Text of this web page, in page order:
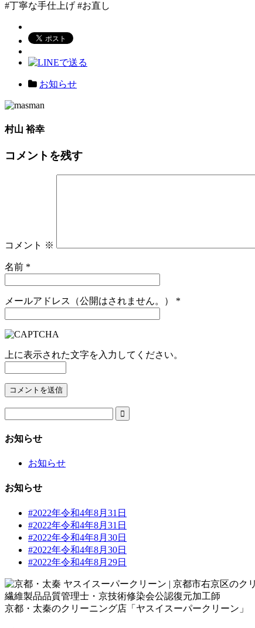
#丁寧な手仕上げ #お直し
お知らせ
村山 裕幸
コメントを残す
コメント ※
名前 *
メールアドレス（公開はされません。） *
上に表示された文字を入力してください。

お知らせ
お知らせ
お知らせ
#2022年令和4年8月31日
#2022年令和4年8月31日
#2022年令和4年8月30日
#2022年令和4年8月30日
#2022年令和4年8月29日
繊維製品品質管理士・京技術修染会公認復元加工師
京都・太秦のクリーニング店「ヤスイスーパークリーン」